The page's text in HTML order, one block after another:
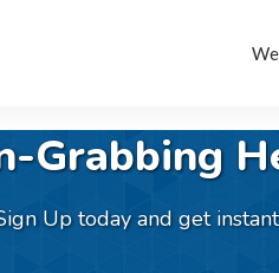
Grabbing
Up today and get